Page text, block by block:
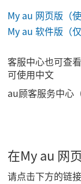
My au 网页版（
My au 软件版（
客服中心也可查
可使用中文
au顾客服务中心
在My au 网
请点击下方的链接